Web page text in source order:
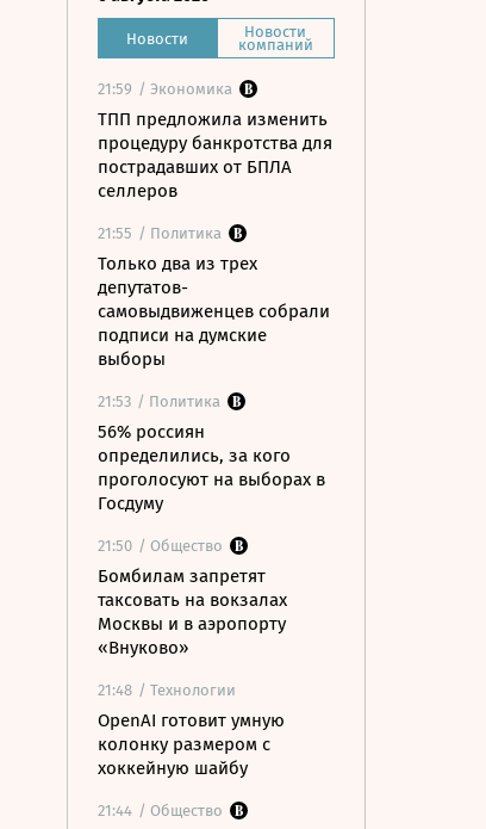
Новости Новости
компаний
21:59 / Экономика
ТПП предложила изменить
процедуру банкротства для
пострадавших от БПЛА
селлеров
21:55 / Политика
Только два из трех
депутатов-
самовыдвиженцев собрали
подписи на думские
выборы
21:53 / Политика
56% россиян
определились, за кого
проголосуют на выборах в
Госдуму
21:50 / Общество
Бомбилам запретят
таксовать на вокзалах
Москвы и в аэропорту
«Внуково»
21:48 / Технологии
OpenAI готовит умную
колонку размером с
хоккейную шайбу
21:44 / Общество